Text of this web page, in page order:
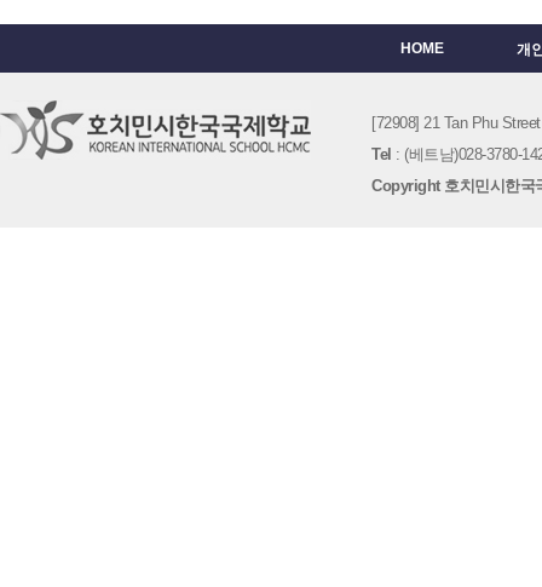
HOME 개
[72908] 21 Tan Phu
Tel : (베트남)028-3780-
Copyright 호치민시한국